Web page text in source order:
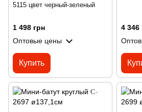
5115 цвет черный-зеленый
1 498 грн
Оптовые цены
Купить
4 346